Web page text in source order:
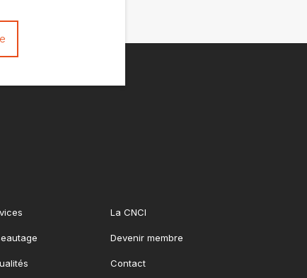
La CNCI
Devenir membre
Contact